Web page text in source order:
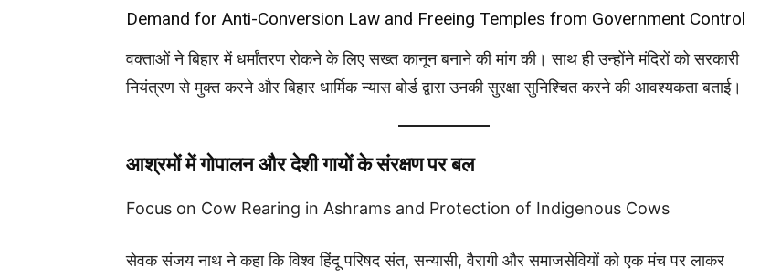
Demand for Anti-Conversion Law and Freeing Temples from Government Control
वक्ताओं ने बिहार में धर्मांतरण रोकने के लिए सख्त कानून बनाने की मांग की। साथ ही उन्होंने मंदिरों को सरकारी
नियंत्रण से मुक्त करने और बिहार धार्मिक न्यास बोर्ड द्वारा उनकी सुरक्षा सुनिश्चित करने की आवश्यकता बताई।
आश्रमों में गोपालन और देशी गायों के संरक्षण पर बल
Focus on Cow Rearing in Ashrams and Protection of Indigenous Cows
सेवक संजय नाथ ने कहा कि विश्व हिंदू परिषद संत, सन्यासी, वैरागी और समाजसेवियों को एक मंच पर लाकर